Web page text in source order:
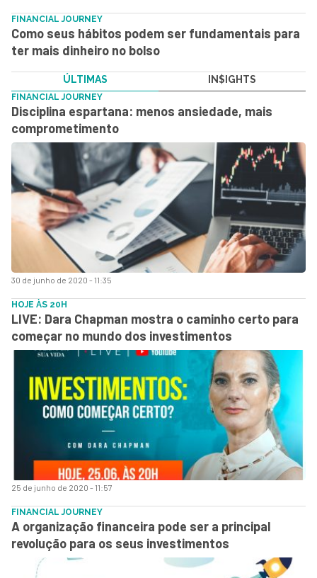
FINANCIAL JOURNEY
Como seus hábitos podem ser fundamentais para
ter mais dinheiro no bolso
ÚLTIMAS IN$IGHTS
30 de junho de 2020 - 11:35
FINANCIAL JOURNEY
Disciplina espartana: menos ansiedade, mais
comprometimento
25 de junho de 2020 - 11:57
HOJE ÀS 20H
LIVE: Dara Chapman mostra o caminho certo para
começar no mundo dos investimentos
FINANCIAL JOURNEY
A organização financeira pode ser a principal
revolução para os seus investimentos